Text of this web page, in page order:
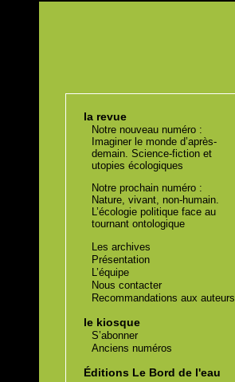
la revue
Notre nouveau numéro :
Imaginer le monde d’après-
demain. Science-fiction et
utopies écologiques
Notre prochain numéro :
Nature, vivant, non-humain.
L’écologie politique face au
tournant ontologique
Les archives
Présentation
L’équipe
Nous contacter
Recommandations aux auteurs
le kiosque
S’abonner
Anciens numéros
Éditions Le Bord de l'eau